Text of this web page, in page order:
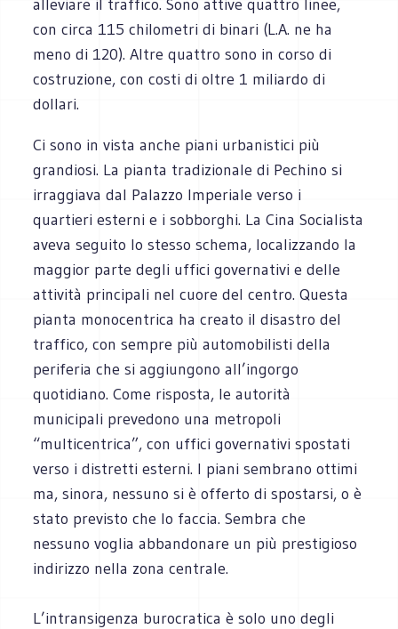
alleviare il traffico. Sono attive quattro linee,
con circa 115 chilometri di binari (L.A. ne ha
meno di 120). Altre quattro sono in corso di
costruzione, con costi di oltre 1 miliardo di
dollari.
Ci sono in vista anche piani urbanistici più
grandiosi. La pianta tradizionale di Pechino si
irraggiava dal Palazzo Imperiale verso i
quartieri esterni e i sobborghi. La Cina Socialista
aveva seguito lo stesso schema, localizzando la
maggior parte degli uffici governativi e delle
attività principali nel cuore del centro. Questa
pianta monocentrica ha creato il disastro del
traffico, con sempre più automobilisti della
periferia che si aggiungono all’ingorgo
quotidiano. Come risposta, le autorità
municipali prevedono una metropoli
“multicentrica”, con uffici governativi spostati
verso i distretti esterni. I piani sembrano ottimi
ma, sinora, nessuno si è offerto di spostarsi, o è
stato previsto che lo faccia. Sembra che
nessuno voglia abbandonare un più prestigioso
indirizzo nella zona centrale.
L’intransigenza burocratica è solo uno degli